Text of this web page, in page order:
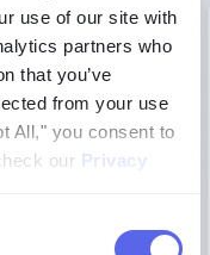
use of our site with
partners who
that you’ve
from your use
All," you consent to
our Privacy